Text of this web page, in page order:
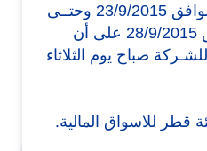
من صباح يوم الأربعاء الموافق 23/9/2015 وحتــى
مساء يوم الأثنين الموافق 28/9/2015 على أن
صباح يوم الثلاثاء
قطر للاسواق المالية.